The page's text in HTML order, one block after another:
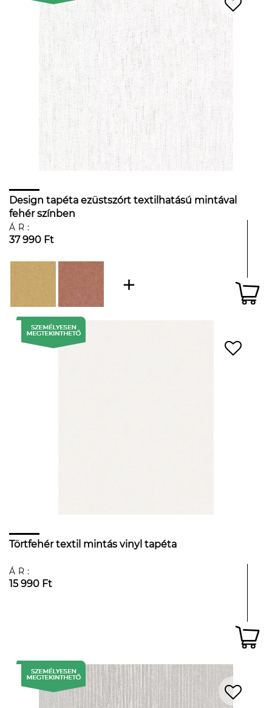
Design tapéta ezüstszórt textilhatású mintával
fehér színben
ÁR:
37 990 Ft
Törtfehér textil mintás vinyl tapéta
ÁR:
15 990 Ft